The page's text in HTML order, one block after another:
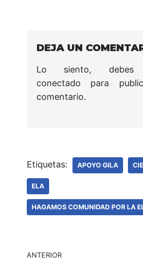
DEJA UN
Lo siento, debes
conectado para
comentario.
Etiquetas: APOYO GILA
ELA
HAGAMOS COMUNIDAD POR LA
ANTERIOR